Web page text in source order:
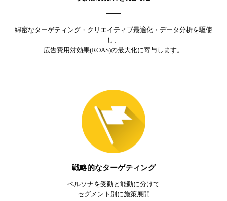
綿密なターゲティング・クリエイティブ最適化・データ分析を駆使
し、
広告費用対効果(ROAS)の最大化に寄与します。
戦略的なターゲティング
ペルソナを受動と能動に分けて
セグメント別に施策展開